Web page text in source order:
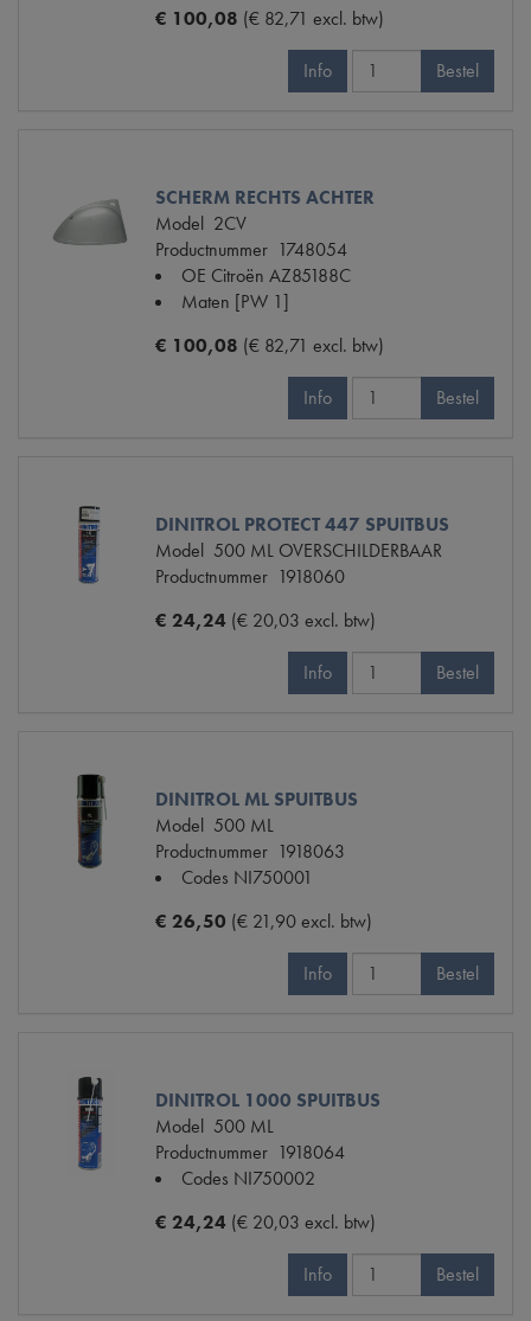
€ 100,08 (€ 82,71 excl. btw)
Info Bestel
SCHERM RECHTS ACHTER
Model 2CV
Productnummer 1748054
OE Citroën AZ85188C
Maten [PW 1]
€ 100,08 (€ 82,71 excl. btw)
Info Bestel
DINITROL PROTECT 447 SPUITBUS
Model 500 ML OVERSCHILDERBAAR
Productnummer 1918060
€ 24,24 (€ 20,03 excl. btw)
Info Bestel
DINITROL ML SPUITBUS
Model 500 ML
Productnummer 1918063
Codes NI750001
€ 26,50 (€ 21,90 excl. btw)
Info Bestel
DINITROL 1000 SPUITBUS
Model 500 ML
Productnummer 1918064
Codes NI750002
€ 24,24 (€ 20,03 excl. btw)
Info Bestel